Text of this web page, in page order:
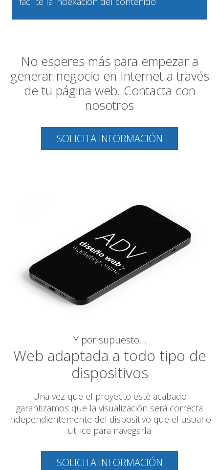
No esperes más para empezar a
generar negocio en Internet a través
de tu página web. Contacta con
nosotros
SOLICITA INFORMACIÓN
Y por supuesto…
Web adaptada a todo tipo de
dispositivos
Una vez que el proyecto esté acabado
garantizamos que la visualización será correcta
independientemente del dispositivo que el usuario
utilice para navegarla
SOLICITA INFORMACIÓN